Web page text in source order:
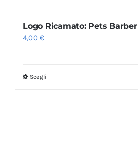
Logo Ricamato: Pets Barber
4,00€
Scegli